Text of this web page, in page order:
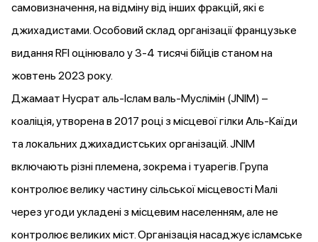
самовизначення, на відміну від інших фракцій, які є
джихадистами. Особовий склад організації французьке
видання RFIоцінювало у 3-4 тисячі бійців станом на
жовтень 2023 року.
Джамаат Нусрат аль-Іслам валь-Муслімін (JNIM) –
коаліція,утворенав 2017 році з місцевої гілки Аль-Каїди
та локальних джихадистських організацій. JNIM
включають різні племена, зокрема і туарегів. Група
контролюєвелику частину сільської місцевості Малі
через угоди укладені з місцевим населенням, але не
контролює великих міст. Організація насаджує ісламське